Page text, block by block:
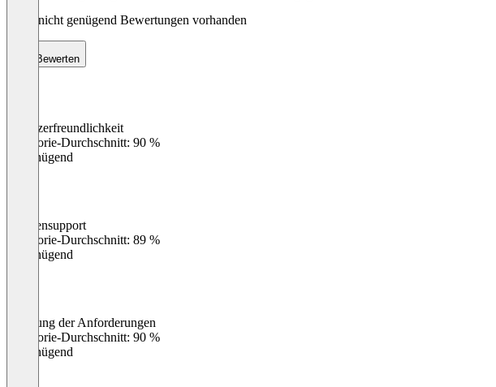
Noch nicht genügend Bewertungen vorhanden
Bewerten
Benutzerfreundlichkeit
Kategorie-Durchschnitt: 90 %
Ungenügend
Kundensupport
Kategorie-Durchschnitt: 89 %
Ungenügend
Erfüllung der Anforderungen
Kategorie-Durchschnitt: 90 %
Ungenügend